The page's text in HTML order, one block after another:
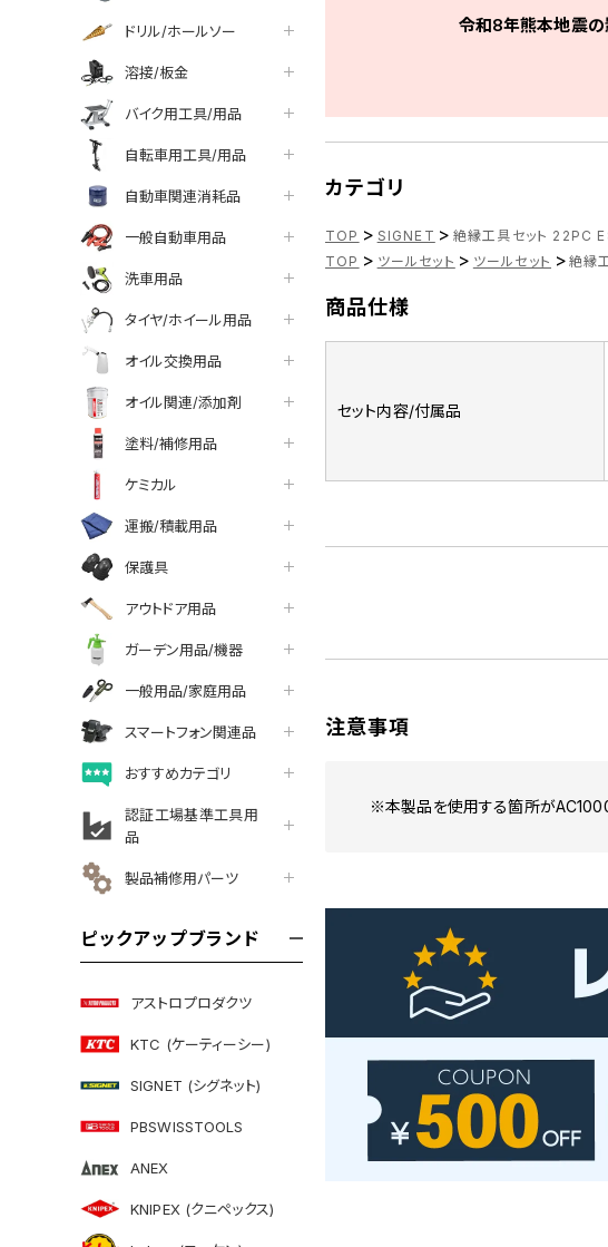
ドリル/ホールソー
溶接/板金
バイク用工具/用品
自転車用工具/用品
自動車関連消耗品
一般自動車用品
洗車用品
タイヤ/ホイール用品
オイル交換用品
オイル関連/添加剤
塗料/補修用品
ケミカル
運搬/積載用品
保護具
アウトドア用品
ガーデン用品/機器
一般用品/家庭用品
スマートフォン関連品
おすすめカテゴリ
認証工場基準工具用
品
製品補修用パーツ
ピックアップブランド
アストロプロダクツ
KTC (ケーティーシー)
SIGNET (シグネット)
PBSWISSTOOLS
ANEX
KNIPEX (クニペックス)
令和8年熊本地震の
カテゴリ
TOP > SIGNET > 絶縁工具セット 22PC
TOP > ツールセット > ツールセット > 絶縁
商品仕様
セット内容/付属品
注意事項
※本製品を使用する箇所が